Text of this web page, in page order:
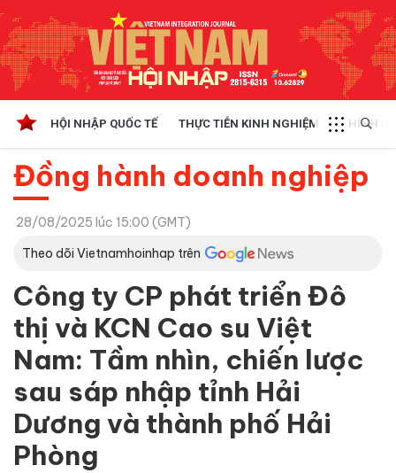
HỘI NHẬP QUỐC TẾ THỰC TIỄN KINH NGHIỆM CHÍNH
Đồng hành doanh nghiệp
28/08/2025 lúc 15:00 (GMT)
Theo dõi Vietnamhoinhap trên
Công ty CP phát triển Đô
thị và KCN Cao su Việt
Nam: Tầm nhìn, chiến lược
sau sáp nhập tỉnh Hải
Dương và thành phố Hải
Phòng